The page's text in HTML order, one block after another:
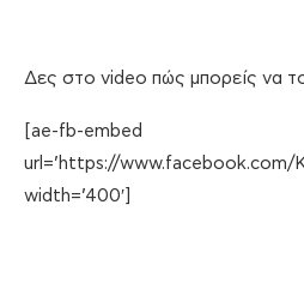
Δες στο video πώς μπορείς να
[ae-fb-embed
url=’https://
width=’400′]